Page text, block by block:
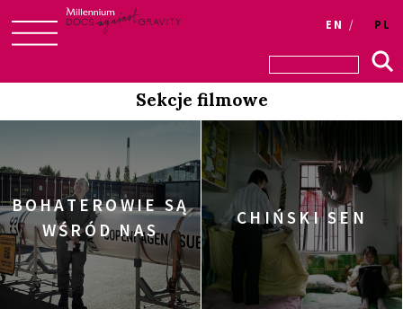
to
Login
EN PL
Sekcje filmowe
BOHATEROWIE SĄ
WŚRÓD NAS
CHIŃSKI SEN